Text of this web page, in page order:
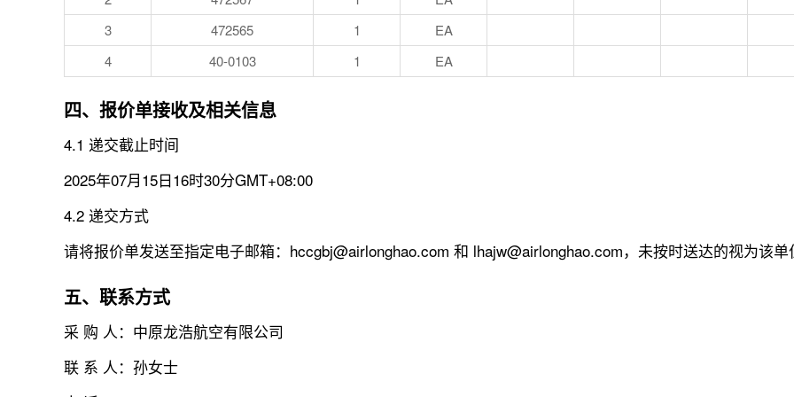
3
472565 1
EA
4
40-0103 1 EA
四、报价单接收及相关信息
4.1 递交截止时间
2025年07月15日16时30分GMT+08:00
4.2 递交方式
请将报价单发送至指定电子邮箱：hccgbj@airlonghao.com 和 lhajw@airlonghao.com，未按时送达的视为该
五、联系方式
采 购 人：中原龙浩航空有限公司
联 系 人：孙女士